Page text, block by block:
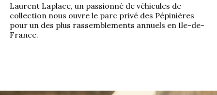
Liens
Bibliographie
Laurent Laplace, un passionné de véhicules de
collection nous ouvre le parc privé des Pépinières
pour un des plus rassemblements annuels en Ile-de-
France.